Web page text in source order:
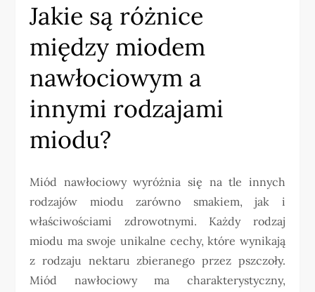
Jakie są różnice
między miodem
nawłociowym a
innymi rodzajami
miodu?
Miód nawłociowy wyróżnia się na tle innych
rodzajów miodu zarówno smakiem, jak i
właściwościami zdrowotnymi. Każdy rodzaj
miodu ma swoje unikalne cechy, które wynikają
z rodzaju nektaru zbieranego przez pszczoły.
Miód nawłociowy ma charakterystyczny,